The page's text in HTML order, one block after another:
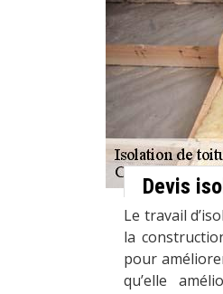
Devis
Le travail
la
pour
qu’elle